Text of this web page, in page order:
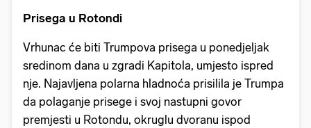
Prisega u Rotondi
Vrhunac će biti Trumpova prisega u ponedjeljak
sredinom dana u zgradi Kapitola, umjesto ispred
nje. Najavljena polarna hladnoća prisilila je Trumpa
da polaganje prisege i svoj nastupni govor
premjesti u Rotondu, okruglu dvoranu ispod